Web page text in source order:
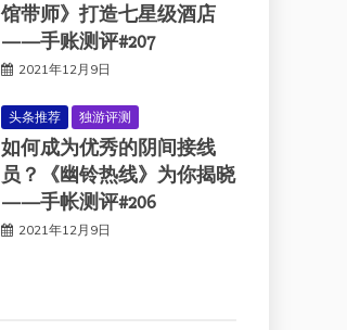
馆带师》打造七星级酒店
——手账测评#207
2021年12月9日
头条推荐 独游评测
如何成为优秀的阴间接线
员？《幽铃热线》为你揭晓
——手帐测评#206
2021年12月9日